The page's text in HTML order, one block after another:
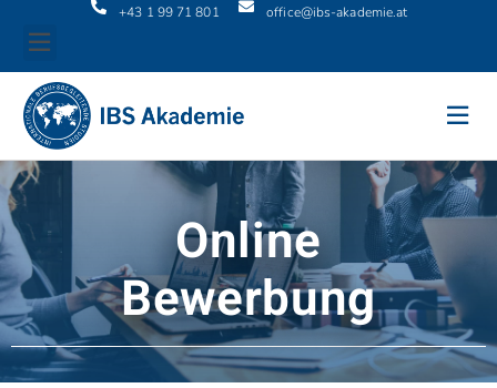
+43 1 99 71 801 office@ibs-akademie.at
Online
Bewerbung